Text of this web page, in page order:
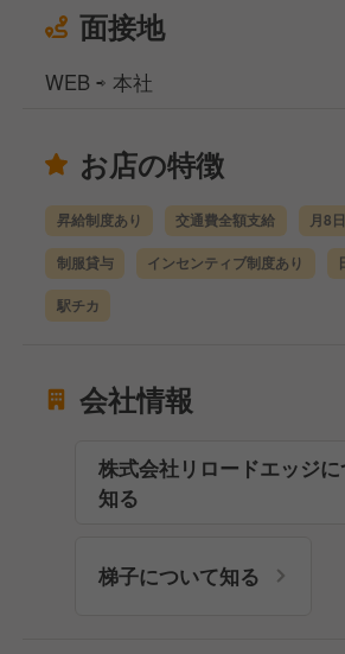
面接地
WEB ⇨ 本社
お店の特徴
昇給制度あり 交通費全額支給 月8
制服貸与 インセンティブ制度あり
駅チカ
会社情報
株式会社リロードエッジ
知る
梯子について知る